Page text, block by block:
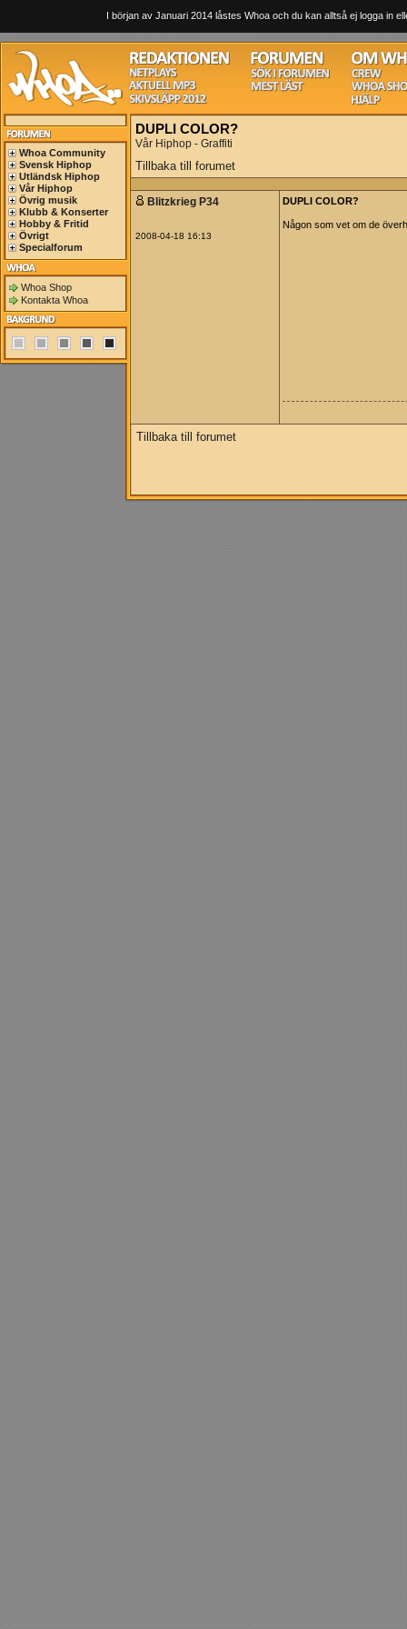
I början av Januari 2014 låstes Whoa och du kan alltså ej logga in
Whoa Community
Svensk Hiphop
Utländsk Hiphop
Vår Hiphop
Övrig musik
Klubb & Konserter
Hobby & Fritid
Övrigt
Specialforum
Whoa Shop
Kontakta Whoa
DUPLI COLOR?
Vår Hiphop - Graffiti
Tillbaka till forumet
Blitzkrieg P34
2008-04-18 16:13
DUPLI COLOR?
Någon som vet om de
Tillbaka till forumet